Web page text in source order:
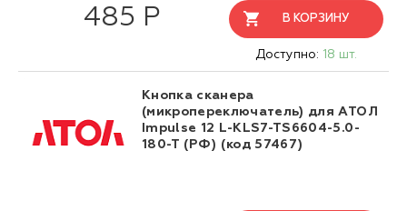
485 Р В КОРЗИНУ
Доступно: 18 шт.
Кнопка сканера
(микропереключатель) для АТОЛ
Impulse 12 L-KLS7-TS6604-5.0-
180-T (РФ) (код 57467)